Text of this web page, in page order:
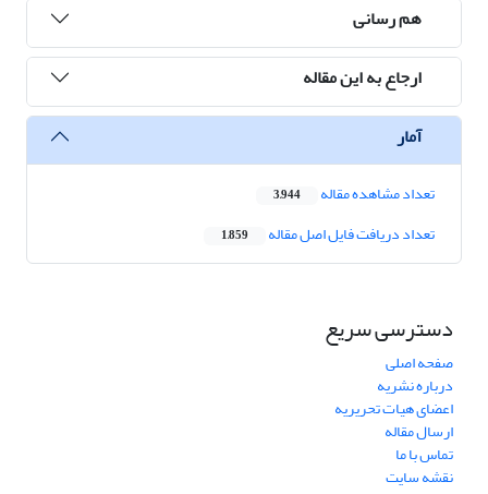
هم رسانی
ارجاع به این مقاله
آمار
تعداد مشاهده مقاله 3,944
تعداد دریافت فایل اصل مقاله 1,859
دسترسی سریع
صفحه اصلی
درباره نشریه
اعضای هیات تحریریه
ارسال مقاله
تماس با ما
نقشه سایت